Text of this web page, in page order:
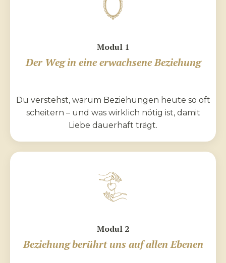
Modul 1
Der Weg in eine erwachsene Beziehung
Du verstehst, warum Beziehungen heute so oft
scheitern – und was wirklich nötig ist, damit
Liebe dauerhaft trägt.
Modul 2
Beziehung berührt uns auf allen Ebenen